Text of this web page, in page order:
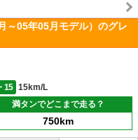
～05年05月モデル）のグレ
15
15km/L
満タンでどこまで走る？
750km